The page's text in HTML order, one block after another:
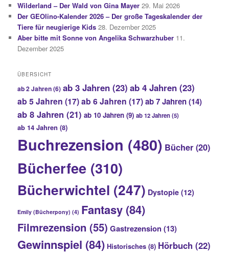
Wilderland – Der Wald von Gina Mayer 29. Mai 2026
Der GEOlino-Kalender 2026 – Der große Tageskalender der
Tiere für neugierige Kids 28. Dezember 2025
Aber bitte mit Sonne von Angelika Schwarzhuber 11.
Dezember 2025
ÜBERSICHT
ab 2 Jahren(6) ab 3 Jahren (23) ab 4 Jahren (23)
ab 5 Jahren (17)ab 6 Jahren (17)ab 7 Jahren(14)
ab 8 Jahren (21) ab 10 Jahren (9) ab 12 Jahren(5)
ab 14 Jahren (8)
Buchrezension (480) Bücher (20)
Bücherfee (310)
Bücherwichtel (247) Dystopie (12)
Emily (Bücherpony) (4) Fantasy (84)
Filmrezension (55) Gastrezension (13)
Gewinnspiel (84) Historisches (8) Hörbuch (22)